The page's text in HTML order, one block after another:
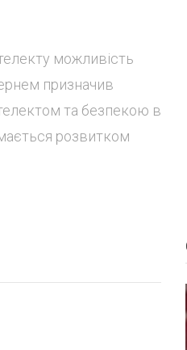
можливість
призначив
та безпекою в
розвитком